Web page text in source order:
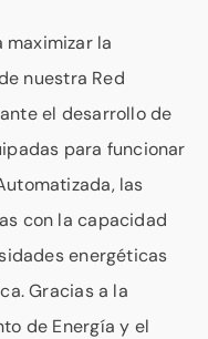
maximizar la
nuestra Red
el desarrollo de
para funcionar
las
con la capacidad
energéticas
Gracias a la
de Energía y el